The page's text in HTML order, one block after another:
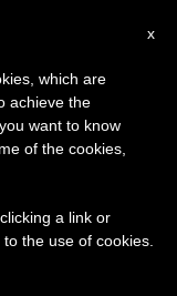
x
which are
achieve the
want to know
of the cookies,
a link or
the use of cookies.